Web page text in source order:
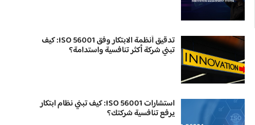
تدقيق أنظمة الابتكار وفق ISO 56001: كيف
تبني شركة أكثر تنافسية واستدامة؟
استشارات ISO 56001: كيف تبني نظام ابتكار
يرفع تنافسية شركتك؟